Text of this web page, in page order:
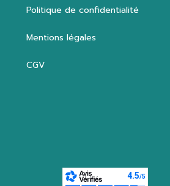
Politique de confidentialité
Mentions légales
CGV